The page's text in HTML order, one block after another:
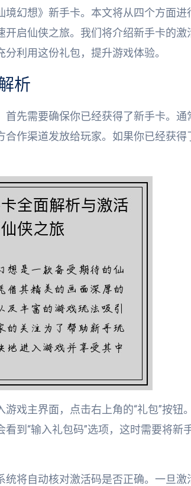
境幻想》新手卡。本文将从四个方面
启仙侠之旅。我们将介绍新手卡的激
利用这份礼包，提升游戏体验。
析
首先需要确保你已经获得了新手卡。
合作渠道发放给玩家。如果你已经获
戏主界面，点击右上角的“礼包”按钮
到“输入礼包码”选项，这时需要将新
统将自动核对激活码是否正确。一旦